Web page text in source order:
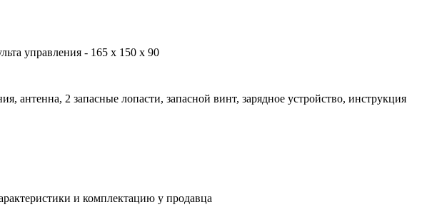
управления - 165 х 150 х 90
антенна, 2 запасные лопасти, запасной винт, зарядное устройство, инструкция
и комплектацию у продавца